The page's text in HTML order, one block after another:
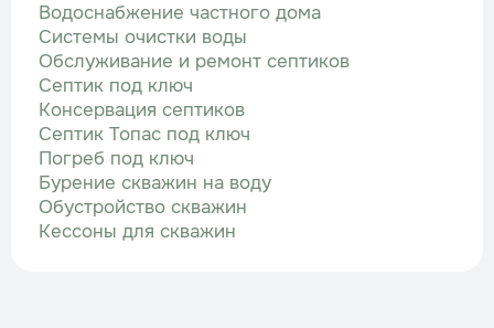
Водоснабжение частного дома
Системы очистки воды
Обслуживание и ремонт септиков
Септик под ключ
Консервация септиков
Септик Топас под ключ
Погреб под ключ
Бурение скважин на воду
Обустройство скважин
Кессоны для скважин